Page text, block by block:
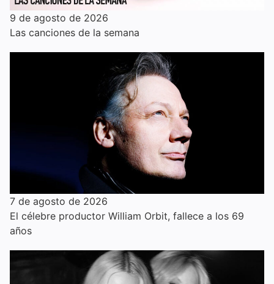
9 de agosto de 2026
Las canciones de la semana
7 de agosto de 2026
El célebre productor William Orbit, fallece a los 69
años